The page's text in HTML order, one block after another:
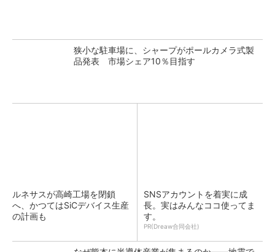
狭小な駐車場に、シャープがポールカメラ式製
品発表 市場シェア10％目指す
ルネサスが高崎工場を閉鎖
へ、かつてはSiCデバイス生産
の計画も
SNSアカウントを着実に成
長。実はみんなココ使ってま
す。
PR(Dreaw合同会社)